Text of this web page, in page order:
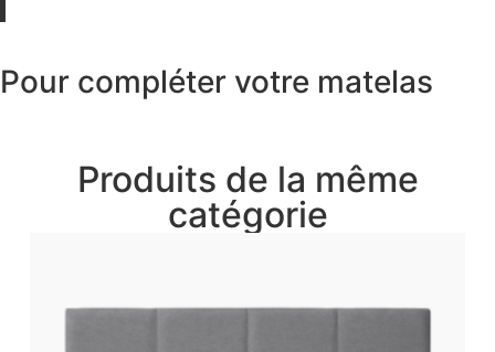
Pour compléter votre matelas
Produits de la même
catégorie